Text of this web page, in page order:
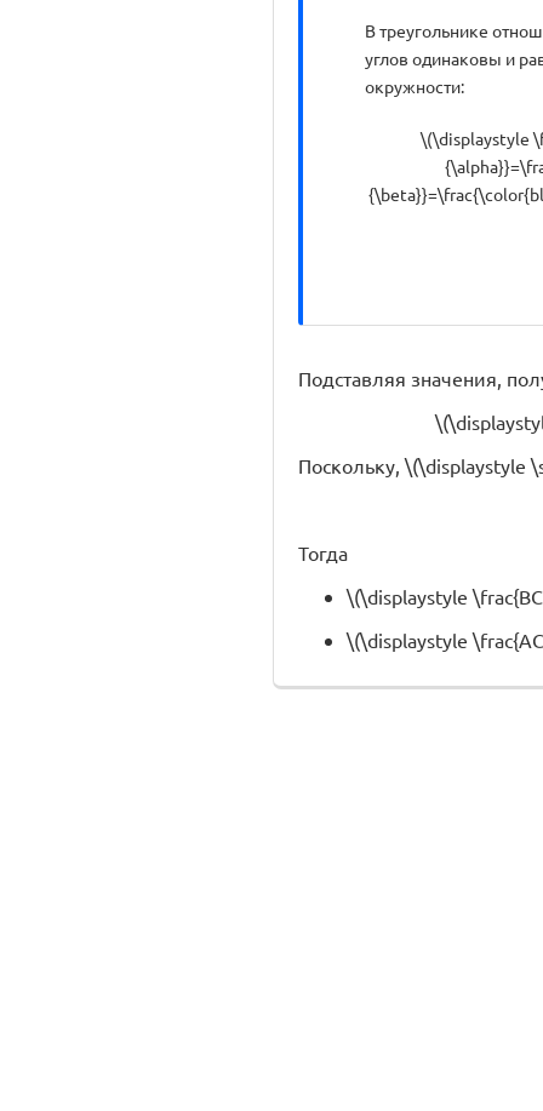
В треугольнике
углов одинаковы и
окружности:
\(\displaystyle
Подставляя значения,
Поскольку, \(\displaystyle
Тогда
\(\displaystyle
\(\displaystyle